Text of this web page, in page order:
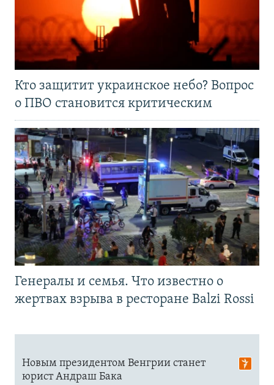
Кто защитит украинское небо? Вопрос
о ПВО становится критическим
Генералы и семья. Что известно о
жертвах взрыва в ресторане Balzi Rossi